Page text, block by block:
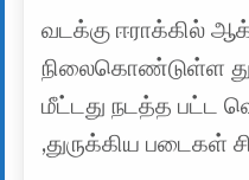
வடக்கு ஈராக்கில்
நிலைகொண்டுள்ள
மீட்டது நடத்த பட்ட
,துருக்கிய படைகள்